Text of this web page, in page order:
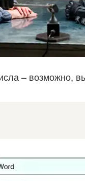
– возможно,